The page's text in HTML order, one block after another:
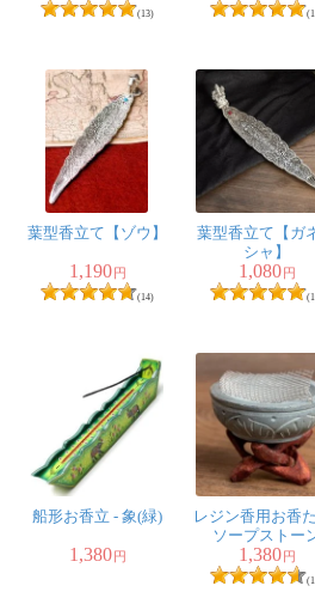
(13)
葉型香立て【ゾウ】
1,190円
(14)
葉型香立て【ガ
シャ】
1,080円
船形お香立 - 象(緑)
1,380円
レジン香用お香
ソープストー
1,380円